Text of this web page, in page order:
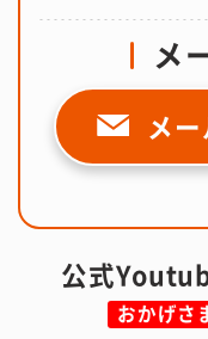
メ
メ
公式
おかげさ